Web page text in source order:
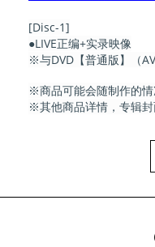
[Disc-1]
●LIVE正编+实录映像
※与DVD【普通版】（
※商品可能会随制作的情
※其他商品详情，专辑封